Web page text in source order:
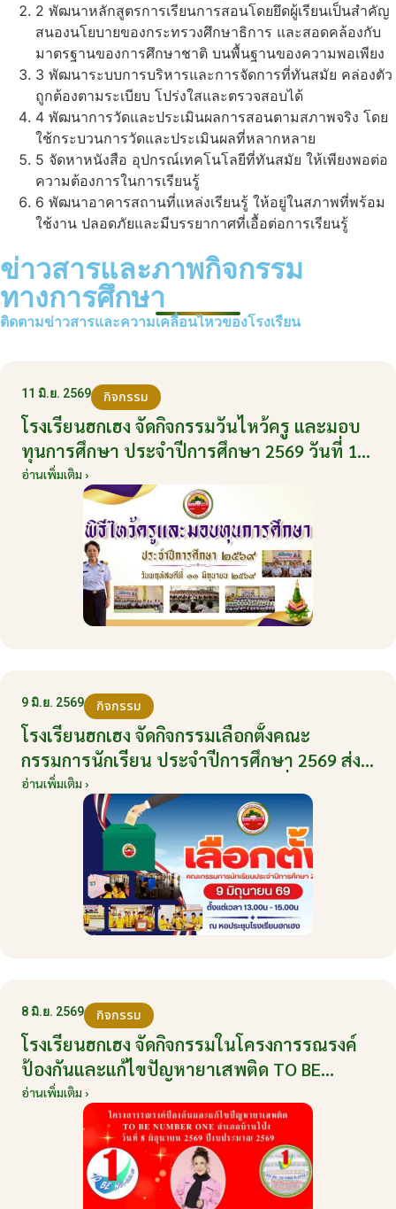
2 พัฒนาหลักสูตรการเรียนการสอนโดยยึดผู้เรียนเป็นสำคัญ
สนองนโยบายของกระทรวงศึกษาธิการ และสอดคล้องกับ
มาตรฐานของการศึกษาชาติ บนพื้นฐานของความพอเพียง
3 พัฒนาระบบการบริหารและการจัดการที่ทันสมัย คล่องตัว
ถูกต้องตามระเบียบ โปร่งใสและตรวจสอบได้
4 พัฒนาการวัดและประเมินผลการสอนตามสภาพจริง โดย
ใช้กระบวนการวัดและประเมินผลที่หลากหลาย
5 จัดหาหนังสือ อุปกรณ์เทคโนโลยีที่ทันสมัย ให้เพียงพอต่อ
ความต้องการในการเรียนรู้
6 พัฒนาอาคารสถานที่แหล่งเรียนรู้ ให้อยู่ในสภาพที่พร้อม
ใช้งาน ปลอดภัยและมีบรรยากาศที่เอื้อต่อการเรียนรู้
ข่าวสารและภาพกิจกรรม
ทางการศึกษา
ติดตามข่าวสารและความเคลื่อนไหวของโรงเรียน
11 มิ.ย. 2569 กิจกรรม
โรงเรียนฮกเฮง จัดกิจกรรมวันไหว้ครู และมอบ
ทุนการศึกษา ประจำปีการศึกษา 2569 วันที่ 11
มิถุนายน 2569
อ่านเพิ่มเติม ›
9 มิ.ย. 2569 กิจกรรม
โรงเรียนฮกเฮง จัดกิจกรรมเลือกตั้งคณะ
กรรมการนักเรียน ประจำปีการศึกษา 2569 ส่ง
เสริมประชาธิปไตยในโรงเรียน วันที่ 9 มิถุนายน
อ่านเพิ่มเติม ›
8 มิ.ย. 2569 กิจกรรม
โรงเรียนฮกเฮง จัดกิจกรรมในโครงการรณรงค์
ป้องกันและแก้ไขปัญหายาเสพติด TO BE
NUMBER ONE อำเภอบ้านโป่ง ปีงบประมาณ
2569 ให้กับนักเรียนแกนนำ ในวันที่ 8 มิถุนายน
อ่านเพิ่มเติม ›